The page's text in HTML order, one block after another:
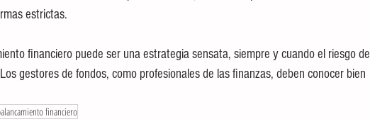
estrictas.
financiero puede ser una estrategia sensata, siempre y cuando el riesgo de
gestores de fondos, como profesionales de las finanzas, deben conocer bien
financiero